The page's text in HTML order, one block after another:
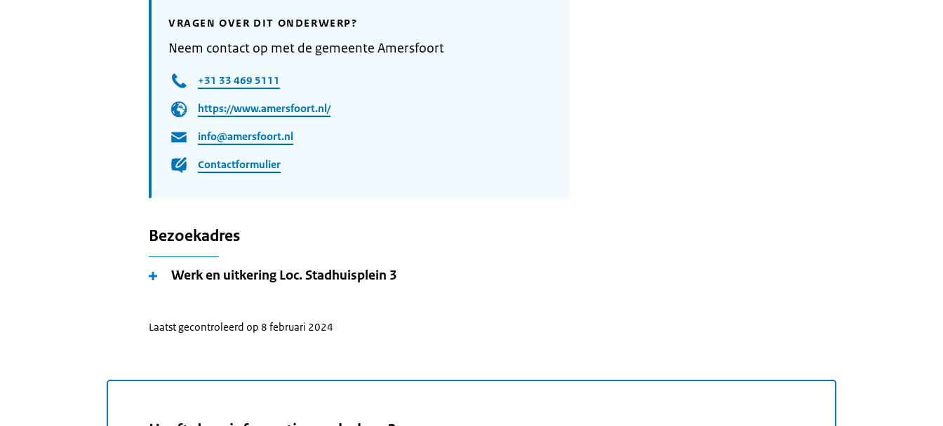
VRAGEN OVER DIT ONDERWERP?
Neem contact op met de gemeente Amersfoort
+31 33 469 5111
https://www.amersfoort.nl/
info@amersfoort.nl
Contactformulier
Bezoekadres
Werk en uitkering Loc. Stadhuisplein 3
Laatst gecontroleerd op 8 februari 2024